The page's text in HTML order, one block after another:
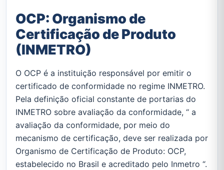
OCP: Organismo de
Certificação de Produto
(INMETRO)
O OCP é a instituição responsável por emitir o
certificado de conformidade no regime INMETRO.
Pela definição oficial constante de portarias do
INMETRO sobre avaliação da conformidade, “ a
avaliação da conformidade, por meio do
mecanismo de certificação, deve ser realizada por
Organismo de Certificação de Produto: OCP,
estabelecido no Brasil e acreditado pelo Inmetro “.